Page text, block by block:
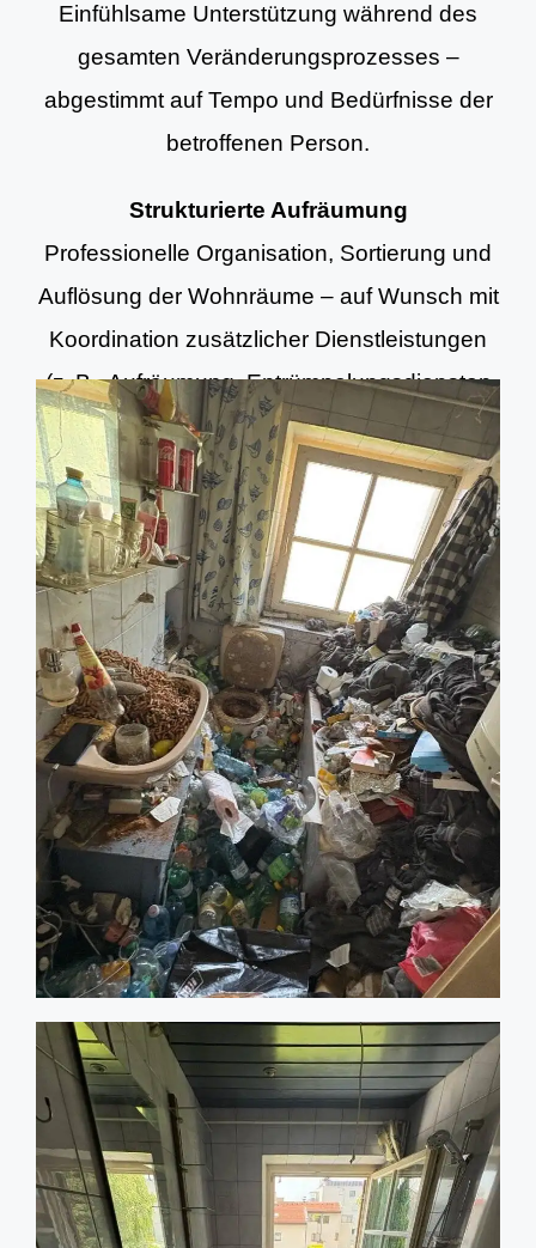
Einfühlsame Unterstützung während des
gesamten Veränderungsprozesses –
abgestimmt auf Tempo und Bedürfnisse der
betroffenen Person.
Strukturierte Aufräumung
Professionelle Organisation, Sortierung und
Auflösung der Wohnräume – auf Wunsch mit
Koordination zusätzlicher Dienstleistungen
(z. B. Aufräumung, Entrümpelungsdiensten
und Grundreinigung).